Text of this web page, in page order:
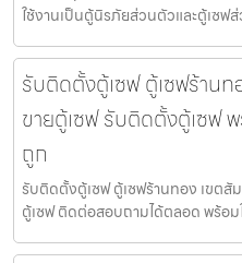
ใช้งานเป็นตู้นิรภัยส่วนตัวและตู้เซฟ
รับติดตั้งตู้เซฟ ตู้เซฟร้าน
ขายตู้เซฟ รับติดตั้งตู้เซฟ
ถูก
รับติดตั้งตู้เซฟ ตู้เซฟร้านทอง เขต
ตู้เซฟ ติดต่อสอบถามได้ตลอด พร้อม